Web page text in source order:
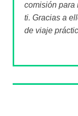
comisión para
ti. Gracias a
de viaje